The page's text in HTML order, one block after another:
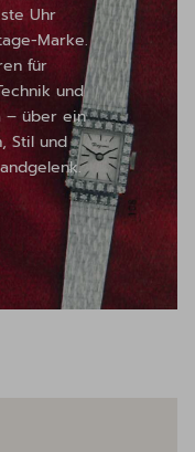
Uhr
Marke.
für
und
– über ein
Stil und